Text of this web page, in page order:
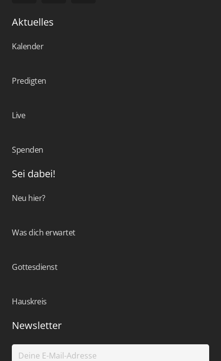
Aktuelles
Kalender
Predigten
Live
Spenden
Sei dabei!
Neu hier?
Was dich erwartet
Gottesdienst
Hauskreis
Newsletter